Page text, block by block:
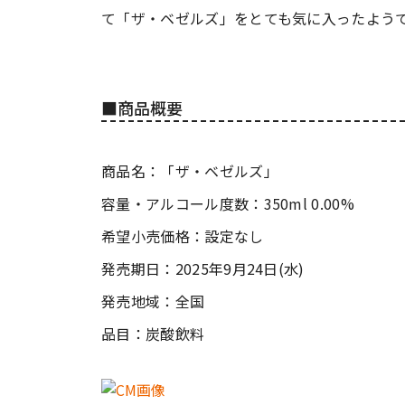
て「ザ・ベゼルズ」をとても気に入ったよう
■商品概要
商品名：「ザ・ベゼルズ」
容量・アルコール度数：350ml 0.00%
希望小売価格：設定なし
発売期日：2025年9月24日(水)
発売地域：全国
品目：炭酸飲料